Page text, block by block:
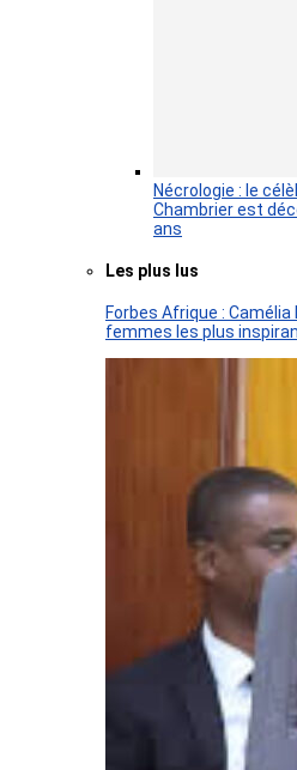
Nécrologie : le
Chambrier est
ans
Les plus lus
Forbes Afrique :
femmes les plus